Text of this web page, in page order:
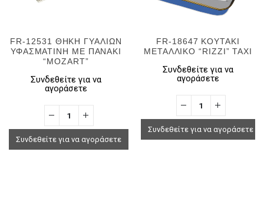
FR-12531 ΘΗΚΗ ΓΥΑΛΙΩΝ
ΥΦΑΣΜΑΤΙΝΗ ΜΕ ΠΑΝΑΚΙ
“MOZART”
Συνδεθείτε για να
αγοράσετε
Συνδεθείτε για να αγοράσετε
FR-18647 ΚΟΥΤΑΚΙ
ΜΕΤΑΛΛΙΚΟ “RIZZI” TAXI
Συνδεθείτε για να
αγοράσετε
Συνδεθείτε για να αγοράσετε